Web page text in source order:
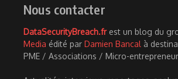
Nous contacter
DataSecurityBreach.frest un blog du
Media édité par Damien Bancal à
PME / Associations / Micro-